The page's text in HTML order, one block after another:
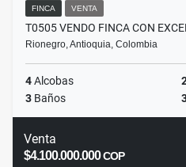
FINCA VENTA
T0505 VENDO FINCA CON
Rionegro, Antioquia, Colombia
4Alcobas
3 Baños
Venta
$4.100.000.000COP